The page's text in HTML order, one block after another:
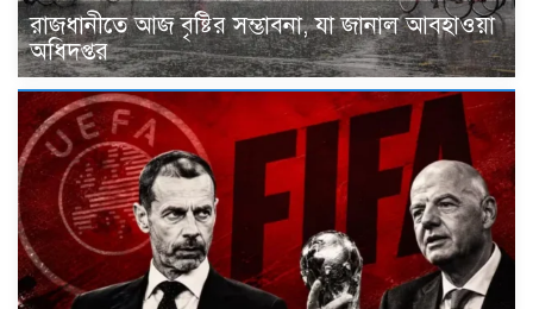
রাজধানীতে আজ বৃষ্টির সম্ভাবনা, যা জানাল আবহাওয়া
অধিদপ্তর